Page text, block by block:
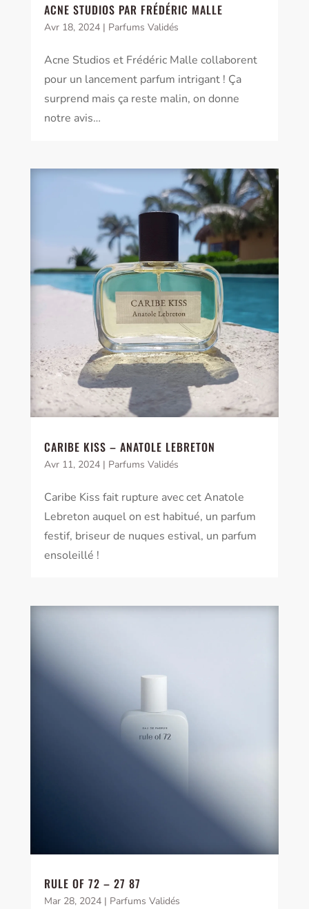
ACNE STUDIOS PAR FRÉDÉRIC MALLE
Avr 18, 2024| Parfums Validés
Acne Studios et Frédéric Malle collaborent
pour un lancement parfum intrigant ! Ça
surprend mais ça reste malin, on donne
notre avis…
CARIBE KISS – ANATOLE LEBRETON
Avr 11, 2024| Parfums Validés
Caribe Kiss fait rupture avec cet Anatole
Lebreton auquel on est habitué, un parfum
festif, briseur de nuques estival, un parfum
ensoleillé !
RULE OF 72 – 27 87
Mar 28, 2024| Parfums Validés